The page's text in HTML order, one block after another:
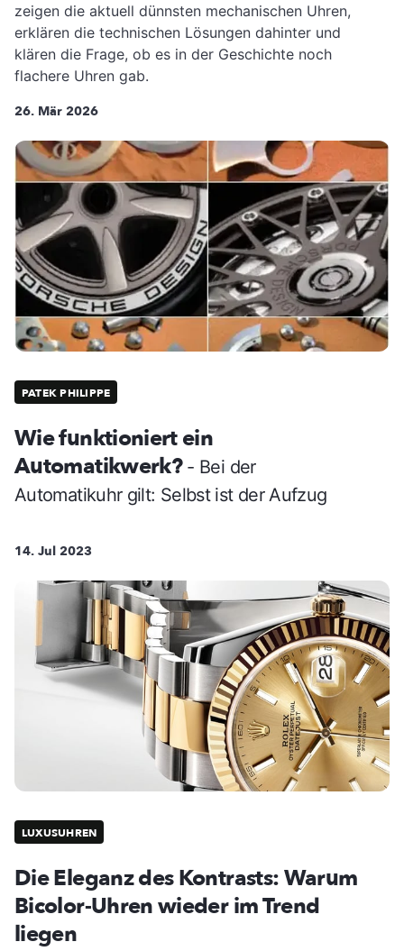
zeigen die aktuell dünnsten mechanischen Uhren,
erklären die technischen Lösungen dahinter und
klären die Frage, ob es in der Geschichte noch
flachere Uhren gab.
26. Mär 2026
PATEK PHILIPPE
Wie funktioniert ein
Automatikwerk? - Bei der
Automatikuhr gilt: Selbst ist der Aufzug
14. Jul 2023
LUXUSUHREN
Die Eleganz des Kontrasts: Warum
Bicolor-Uhren wieder im Trend
liegen